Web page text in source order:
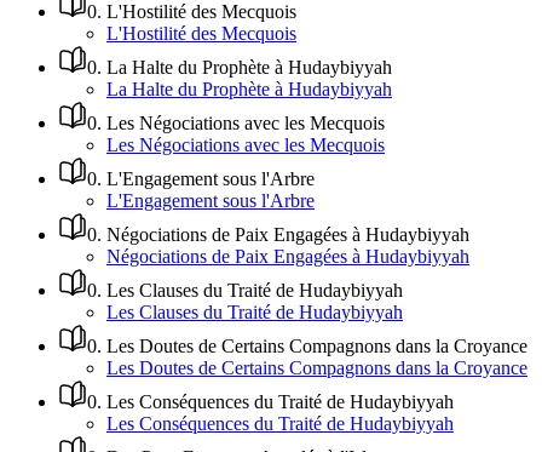
0. L'Hostilité des Mecquois
L'Hostilité des Mecquois
0. La Halte du Prophète à Hudaybiyyah
La Halte du Prophète à Hudaybiyyah
0. Les Négociations avec les Mecquois
Les Négociations avec les Mecquois
0. L'Engagement sous l'Arbre
L'Engagement sous l'Arbre
0. Négociations de Paix Engagées à Hudaybiyyah
Négociations de Paix Engagées à Hudaybiyyah
0. Les Clauses du Traité de Hudaybiyyah
Les Clauses du Traité de Hudaybiyyah
0. Les Doutes de Certains Compagnons dans la Croyance
Les Doutes de Certains Compagnons dans la Croyance
0. Les Conséquences du Traité de Hudaybiyyah
Les Conséquences du Traité de Hudaybiyyah